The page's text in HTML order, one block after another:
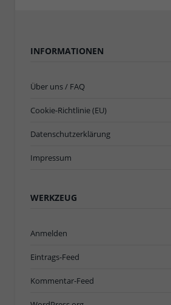
INFORMATIONEN
Über uns / FAQ
Cookie-Richtlinie (EU)
Datenschutzerklärung
Impressum
WERKZEUG
Anmelden
Eintrags-Feed
Kommentar-Feed